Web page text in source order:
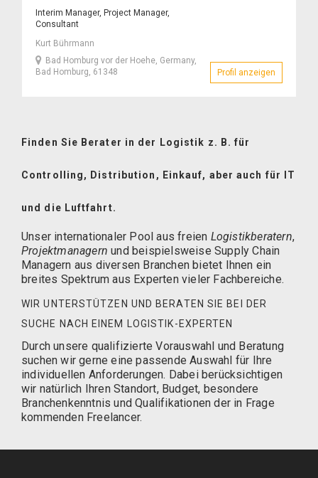
Interim Manager, Project Manager,
Consultant
Kurt Bührmann
Bad Homburg vor der Hoehe, Germany,
Bad Homburg, 61348
Profil anzeigen
Finden Sie Berater in der Logistik z. B. für
Controlling, Distribution, Einkauf, aber auch für IT
und die Luftfahrt.
Unser internationaler Pool aus freien Logistikberatern,
Projektmanagern und beispielsweise Supply Chain
Managern aus diversen Branchen bietet Ihnen ein
breites Spektrum aus Experten vieler Fachbereiche.
WIR UNTERSTÜTZEN UND BERATEN SIE BEI DER
SUCHE NACH EINEM LOGISTIK-EXPERTEN
Durch unsere qualifizierte Vorauswahl und Beratung
suchen wir gerne eine passende Auswahl für Ihre
individuellen Anforderungen. Dabei berücksichtigen
wir natürlich Ihren Standort, Budget, besondere
Branchenkenntnis und Qualifikationen der in Frage
kommenden Freelancer.